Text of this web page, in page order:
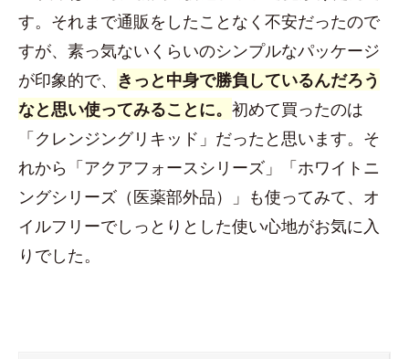
す。それまで通販をしたことなく不安だったので
すが、素っ気ないくらいのシンプルなパッケージ
が印象的で、 きっと中身で勝負しているんだろう
なと思い使ってみることに。 初めて買ったのは
「クレンジングリキッド」だったと思います。そ
れから「アクアフォースシリーズ」「ホワイトニ
ングシリーズ（医薬部外品）」も使ってみて、オ
イルフリーでしっとりとした使い心地がお気に入
りでした。